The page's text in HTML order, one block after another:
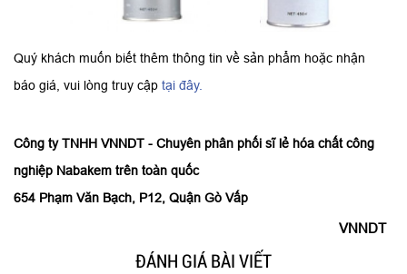
Quý khách muốn biết thêm thông tin về sản phẩm hoặc nhận
báo giá, vui lòng truy cập tại đây.
Công ty TNHH VNNDT - Chuyên phân phối sĩ lẻ hóa chất công
nghiệp Nabakem trên toàn quốc
654 Phạm Văn Bạch, P12, Quận Gò Vấp
VNNDT
ĐÁNH GIÁ BÀI VIẾT